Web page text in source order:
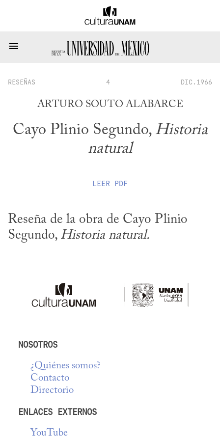
RESEÑAS 4 DIC.1966
ARTURO SOUTO ALABARCE
Cayo Plinio Segundo, Historia
natural
LEER PDF
Reseña de la obra de Cayo Plinio
Segundo, Historia natural.
NOSOTROS
¿Quiénes somos?
Contacto
Directorio
ENLACES EXTERNOS
YouTube